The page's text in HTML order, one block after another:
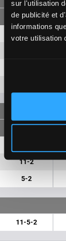
sur l'utilisation
de publicité et
informations
votre utilisation
11-2
5-2
11-5-2